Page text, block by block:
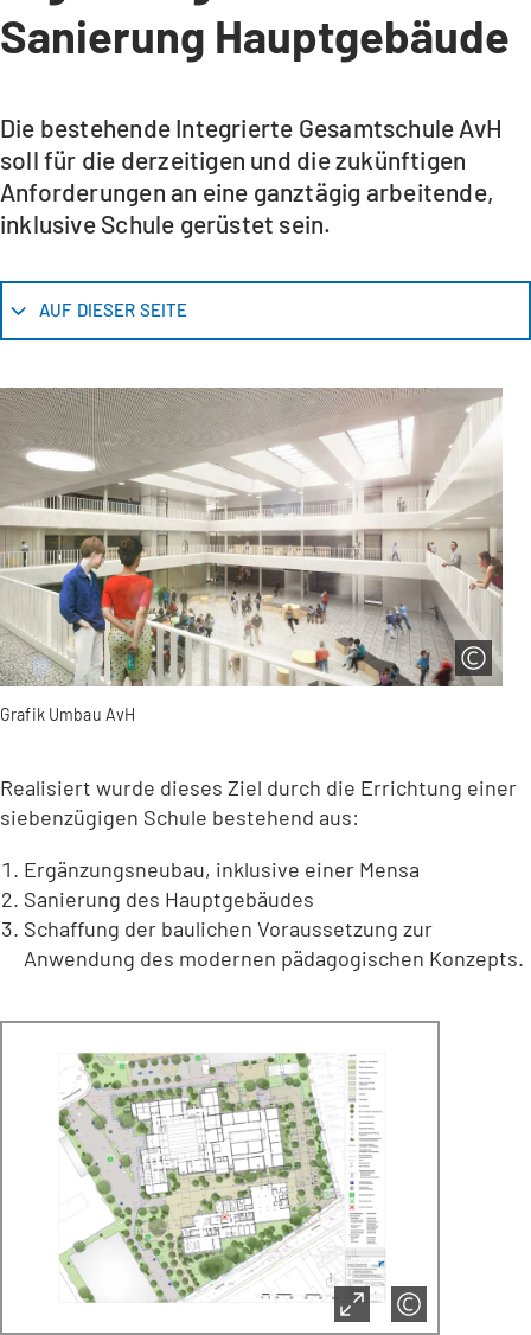
Sanierung Hauptgebäude
Die bestehende Integrierte Gesamtschule AvH
soll für die derzeitigen und die zukünftigen
Anforderungen an eine ganztägig arbeitende,
inklusive Schule gerüstet sein.
AUF DIESER SEITE
Grafik Umbau AvH
Realisiert wurde dieses Ziel durch die Errichtung einer
siebenzügigen Schule bestehend aus:
Ergänzungsneubau, inklusive einer Mensa
Sanierung des Hauptgebäudes
Schaffung der baulichen Voraussetzung zur
Anwendung des modernen pädagogischen Konzepts.